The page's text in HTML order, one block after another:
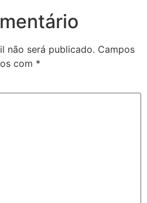
não será publicado. Campos
com *